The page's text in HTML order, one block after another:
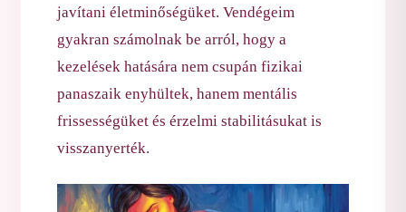
javítani életminőségüket. Vendégeim
gyakran számolnak be arról, hogy a
kezelések hatására nem csupán fizikai
panaszaik enyhültek, hanem mentális
frissességüket és érzelmi stabilitásukat is
visszanyerték.